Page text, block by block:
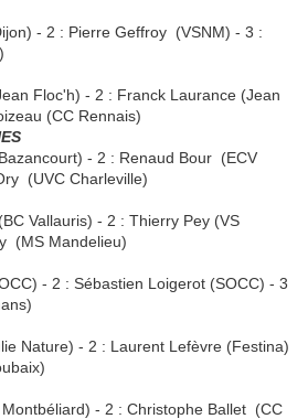
- 2 : Pierre Geffroy (VSNM) - 3 :
Floc'h) - 2 : Franck Laurance (Jean
(CC Rennais)
- 2 : Renaud Bour (ECV
(UVC Charleville)
Vallauris) - 2 : Thierry Pey (VS
(MS Mandelieu)
- 2 : Sébastien Loigerot (SOCC) - 3
Nature) - 2 : Laurent Lefèvre (Festina)
- 2 : Christophe Ballet (CC